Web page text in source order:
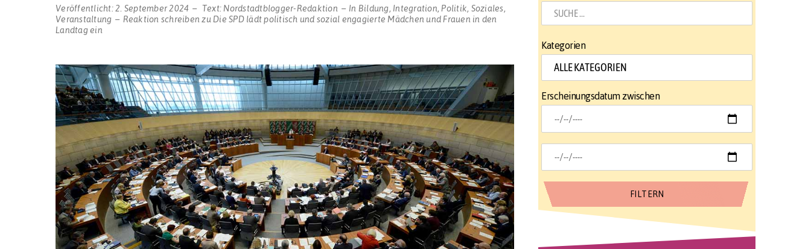
Veröffentlicht: 2. September 2024 Text: Nordstadtblogger-Redaktion In Bildung Integration Politik Soziales
Veranstaltung
Reaktion schreiben zu Die SPD lädt politisch und sozial engagierte Mädchen und Frauen in den
Landtag ein
Kategorien
Erscheinungsdatum zwischen